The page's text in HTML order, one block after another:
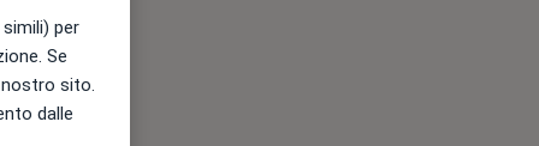
per
Se
sito.
dalle